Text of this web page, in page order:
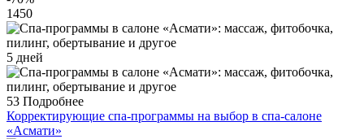
1450
5 дней
53 Подробнее
Корректирующие спа-программы на выбор в спа-салоне
«Асмати»